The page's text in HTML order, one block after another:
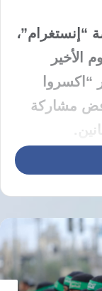
الأخير
“اكسروا
مشاركة
يشكر
البرغوثي،